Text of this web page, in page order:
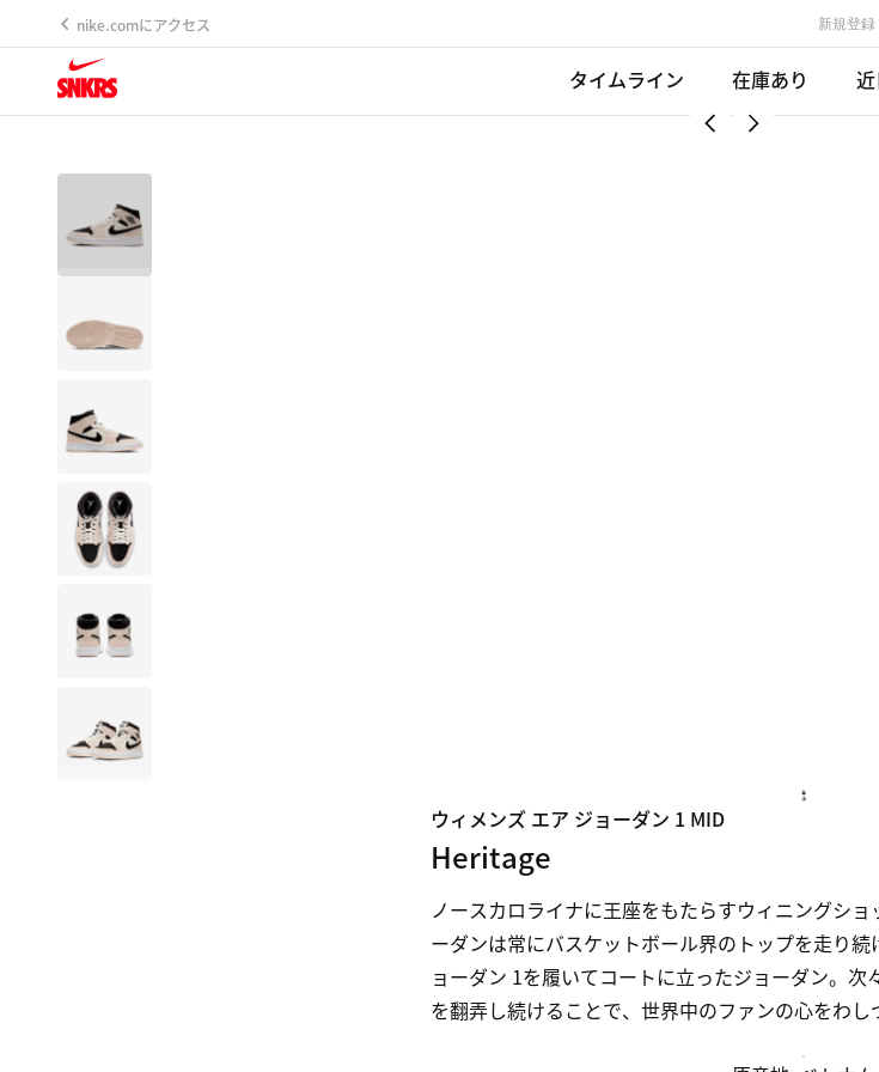
nike.comにアクセス 新規登録
タイムライン 在庫あり
ウィメンズ エア ジョーダン 1 MID
Heritage
ノースカロライナに王座をもたらすウィニングシ
ーダンは常にバスケットボール界のトップを走り
ョーダン 1を履いてコートに立ったジョーダン。
を翻弄し続けることで、世界中のファンの心をわし